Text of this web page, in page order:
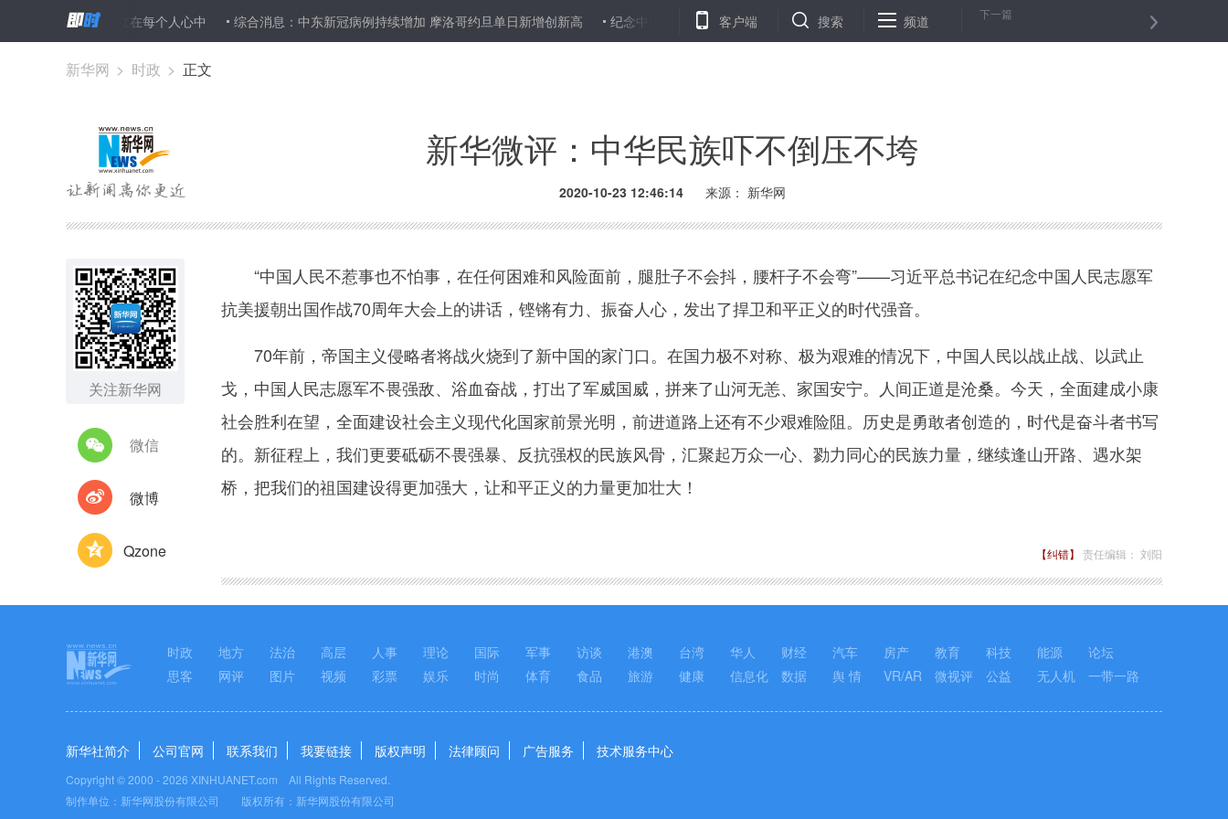
：让英雄丰碑矗立在每个人心中 综合消息：中东新冠病例持续增加 摩洛哥约旦单日新增创新高 纪念中国人民志愿军抗美援朝出国作战70周年敬献花篮仪式隆重举行 哥斯达黎加新冠确诊病例超10万
客户端 搜索 频道 下一篇
新华网 > 时政 > 正文
新华微评：中华民族吓不倒压不垮
2020-10-23 12:46:14 来源： 新华网
关注新华网
微信
微博
Qzone
“中国人民不惹事也不怕事，在任何困难和风险面前，腿肚子不会抖，腰杆子不会弯”——习近平总书记在纪念中国人民志愿军
抗美援朝出国作战70周年大会上的讲话，铿锵有力、振奋人心，发出了捍卫和平正义的时代强音。
70年前，帝国主义侵略者将战火烧到了新中国的家门口。在国力极不对称、极为艰难的情况下，中国人民以战止战、以武止
戈，中国人民志愿军不畏强敌、浴血奋战，打出了军威国威，拼来了山河无恙、家国安宁。人间正道是沧桑。今天，全面建成小康
社会胜利在望，全面建设社会主义现代化国家前景光明，前进道路上还有不少艰难险阻。历史是勇敢者创造的，时代是奋斗者书写
的。新征程上，我们更要砥砺不畏强暴、反抗强权的民族风骨，汇聚起万众一心、勠力同心的民族力量，继续逢山开路、遇水架
桥，把我们的祖国建设得更加强大，让和平正义的力量更加壮大！
【纠错】 责任编辑： 刘阳
时政 地方 法治 高层 人事 理论 国际 军事 访谈 港澳 台湾 华人 财经 汽车 房产 教育 科技 能源
论坛
思客
网评 图片 视频 彩票 娱乐 时尚 体育 食品 旅游 健康 信息化 数据 舆 情 VR/AR 微视评 公益 无人机 一带一路
新华社简介 公司官网 联系我们 我要链接 版权声明 法律顾问 广告服务 技术服务中心
Copyright © 2000 -2026 XINHUANET.com All Rights Reserved.
制作单位：新华网股份有限公司 版权所有：新华网股份有限公司